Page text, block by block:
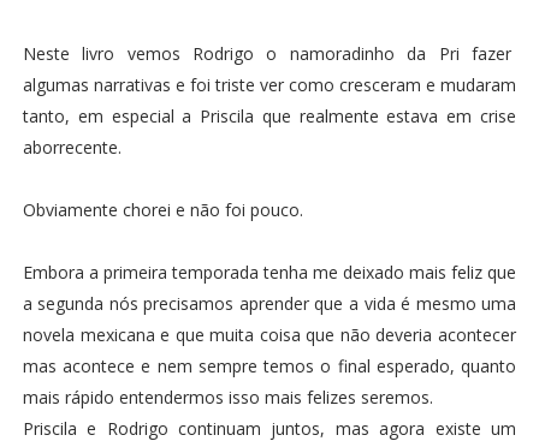
Neste livro vemos Rodrigo o namoradinho da Pri fazer
algumas narrativas e foi triste ver como cresceram e mudaram
tanto, em especial a Priscila que realmente estava em crise
aborrecente.
Obviamente chorei e não foi pouco.
Embora a primeira temporada tenha me deixado mais feliz que
a segunda nós precisamos aprender que a vida é mesmo uma
novela mexicana e que muita coisa que não deveria acontecer
mas acontece e nem sempre temos o final esperado, quanto
mais rápido entendermos isso mais felizes seremos.
Priscila e Rodrigo continuam juntos, mas agora existe um